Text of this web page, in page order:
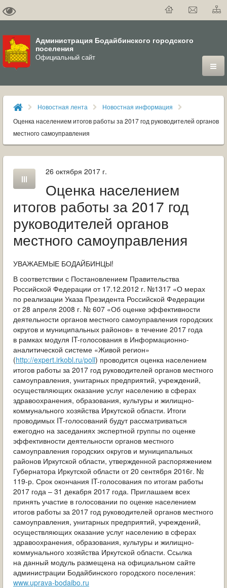
Администрация Бодайбинского городского
поселения
Официальный сайт
ГОРОД
ДУМА
ОФИЦИАЛЬНЫЙ ВЕСТНИК БОДАЙБО
МУНИЦИПАЛЬНЫЕ УСЛУГИ
ОБРАЩЕНИЯ ГРАЖДАН
ИНФОРМИРОВАНИЕ НАСЕЛЕНИЯ
ДЕЯТЕЛЬНОСТЬ ПРОКУРАТУРЫ
МУНИЦИПАЛЬНЫЙ КОНТРОЛЬ
ПОИСК ПО САЙТУ
Новостная лента
Новостная информация
Оценка населением итогов работы за 2017 год руководителей органов
местного самоуправления
26 октября 2017 г.
Оценка населением
итогов работы за 2017 год
руководителей органов
местного самоуправления
УВАЖАЕМЫЕ БОДАЙБИНЦЫ!
В соответствии с Постановлением Правительства
Российской Федерации от 17.12.2012 г. №1317 «О мерах
по реализации Указа Президента Российской Федерации
от 28 апреля 2008 г. № 607 «Об оценке эффективности
деятельности органов местного самоуправления городских
округов и муниципальных районов» в течение 2017 года
в рамках модуля IT-голосования в Информационно-
аналитической системе «Живой регион»
(http://expert.irkobl.ru/poll) проводится оценка населением
итогов работы за 2017 год руководителей органов местного
самоуправления, унитарных предприятий, учреждений,
осуществляющих оказание услуг населению в сферах
здравоохранения, образования, культуры и жилищно-
коммунального хозяйства Иркутской области. Итоги
проводимых IT-голосований будут рассматриваться
ежегодно на заседаниях экспертной группы по оценке
эффективности деятельности органов местного
самоуправления городских округов и муниципальных
районов Иркутской области, утвержденной распоряжением
Губернатора Иркутской области от 20 сентября 2016г. №
119-р. Срок окончания IT-голосования по итогам работы
2017 года – 31 декабря 2017 года. Приглашаем всех
принять участие в голосовании по оценке населением
итогов работы за 2017 год руководителей органов местного
самоуправления, унитарных предприятий, учреждений,
осуществляющих оказание услуг населению в сферах
здравоохранения, образования, культуры и жилищно-
коммунального хозяйства Иркутской области. Ссылка
на данный модуль размещена на официальном сайте
администрации Бодайбинского городского поселения:
www.uprava-bodaibo.ru